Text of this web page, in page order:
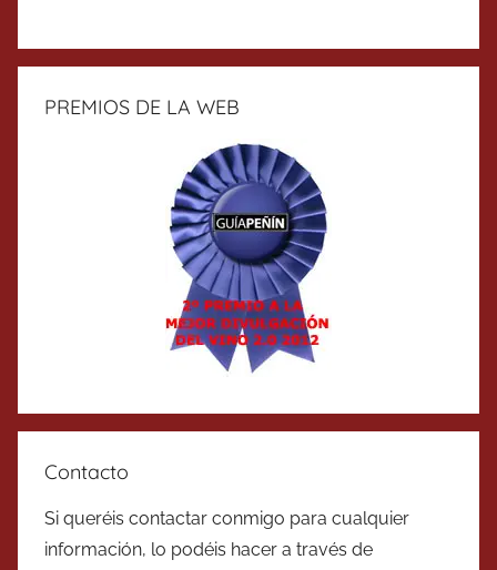
PREMIOS DE LA WEB
Contacto
Si queréis contactar conmigo para cualquier
información, lo podéis hacer a través de